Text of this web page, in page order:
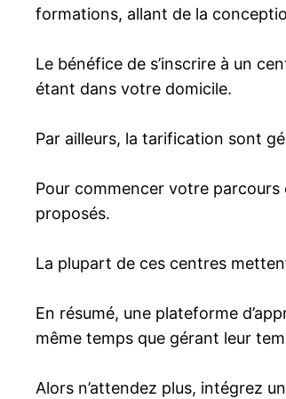
formations, allant de la
Le bénéfice de s’inscrire à un
étant dans votre domicile.
Par ailleurs, la tarification sont
Pour commencer votre parcours
proposés.
La plupart de ces centres
En résumé, une plateforme
même temps que gérant leur
Alors n’attendez plus, intégrez